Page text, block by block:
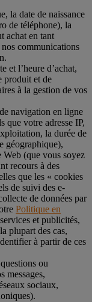
la date de naissance
de téléphone), la
achat en tant
communications
et l’heure d’achat,
produit et de
à la gestion de vos
navigation en ligne
que votre adresse IP,
la durée de
géographique),
Web (que vous soyez
recours à des
que les « cookies
de suivi des e-
de données par
Politique en
et publicités,
plupart des cas,
à partir de ces
ou
messages,
sociaux,